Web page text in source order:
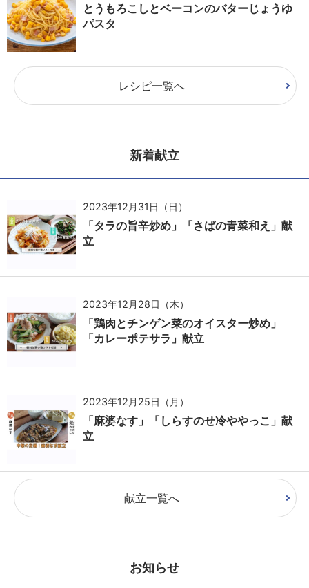
とうもろこしとベーコンのバターじょうゆ
パスタ
レシピ一覧へ
新着献立
2023年12月31日（日）
「タラの旨辛炒め」「さばの青菜和え」献
立
2023年12月28日（木）
「鶏肉とチンゲン菜のオイスター炒め」
「カレーポテサラ」献立
2023年12月25日（月）
「麻婆なす」「しらすのせ冷ややっこ」献
立
献立一覧へ
お知らせ